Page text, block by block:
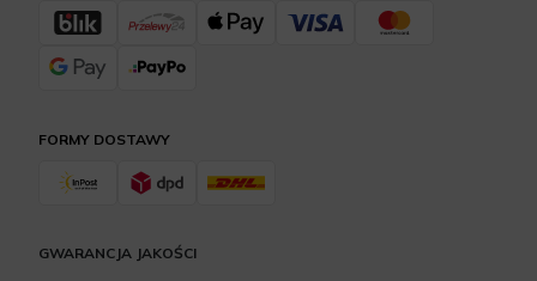
FORMY DOSTAWY
GWARANCJA JAKOŚCI